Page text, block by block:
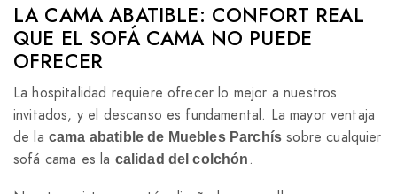
LA CAMA ABATIBLE: CONFORT REAL
QUE EL SOFÁ CAMA NO PUEDE
OFRECER
La hospitalidad requiere ofrecer lo mejor a nuestros
invitados, y el descanso es fundamental. La mayor ventaja
de la cama abatible de Muebles Parchís sobre cualquier
sofá cama es la calidad del colchón .